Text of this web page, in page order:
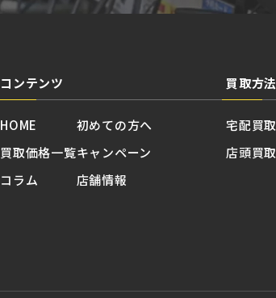
コンテンツ
HOME
買取価格一覧
コラム
初めての方へ
キャンペーン
店舗情報
買取方法
宅配買取
店頭買取